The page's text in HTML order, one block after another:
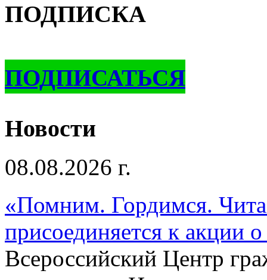
ПОДПИСКА
ПОДПИСАТЬСЯ
Новости
08.08.2026 г.
«Помним. Гордимся.
присоединяется к акции
Всероссийский Центр